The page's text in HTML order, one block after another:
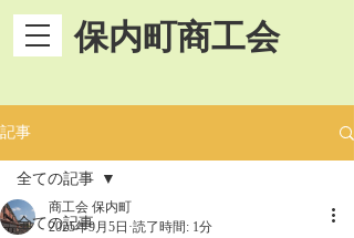
保内町商工会
記事
全ての記事
全ての記事
商工会 保内町
2025年9月5日 読了時間: 1分